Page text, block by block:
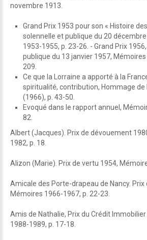
novembre 1913.
Grand Prix 1953 pour son « Histoire
solennelle et publique du 20
1953-1955, p. 23-26. - Grand Prix
publique du 13 janvier 1957,
209.
Ce que la Lorraine a apporté à la
spiritualité, contribution, Hommage de
(1966), p. 43-50.
Evoqué dans le rapport annuel,
82.
Albert (Jacques). Prix de dévouement
1982, p. 18.
Alizon (Marie). Prix de vertu 1954,
Amicale des Porte-drapeau de Nancy.
Mémoires 1966-1967, p. 22-23.
Amis de Nathalie, Prix du Crédit
1988-1989, p. 17-18.